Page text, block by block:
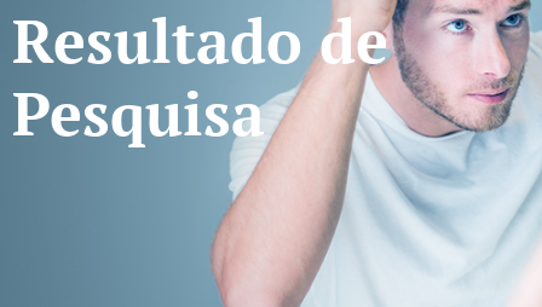
Resultado de
Pesquisa